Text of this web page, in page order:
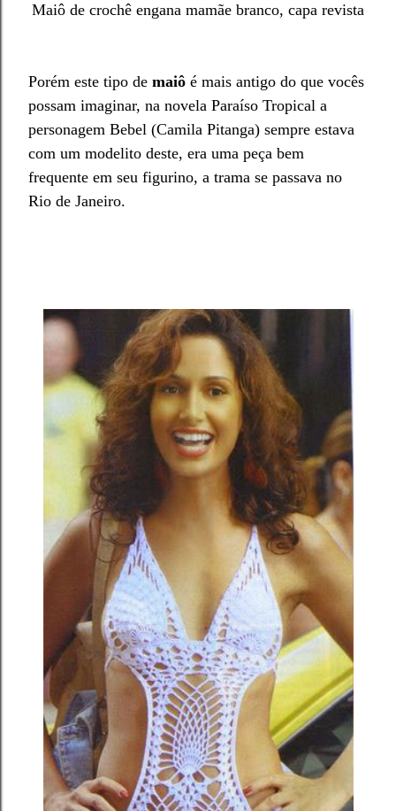
Maiô de crochê engana mamãe branco, capa revista
Porém este tipo de maiô é mais antigo do que vocês
possam imaginar, na novela Paraíso Tropical a
personagem Bebel (Camila Pitanga) sempre estava
com um modelito deste, era uma peça bem
frequente em seu figurino, a trama se passava no
Rio de Janeiro.